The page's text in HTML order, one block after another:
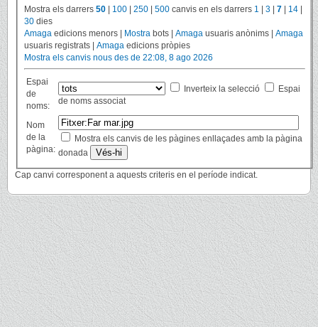
Mostra els darrers 50 100 250 500 canvis en els darrers 1 3 7 14
30 dies
Amaga edicions menors | Mostra bots | Amaga usuaris anònims | Amaga
usuaris registrats | Amaga edicions pròpies
Mostra els canvis nous des de 22:08, 8 ago 2026
Espai
de
noms:
Inverteix la selecció
Espai
de noms associat
Nom
de la
pàgina:
Mostra els canvis de les pàgines enllaçades amb la pàgina
donada
Cap canvi corresponent a aquests criteris en el període indicat.